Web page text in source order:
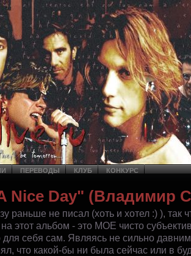
ПЕРЕВОДЫ КЛУБ КОНКУРС
Nice Day" (Владимир
раньше не писал (хоть и хотел :) ), так
этот альбом - это МОЕ чисто
себя сам. Являясь не сильно
что какой-бы ни была сейчас или в